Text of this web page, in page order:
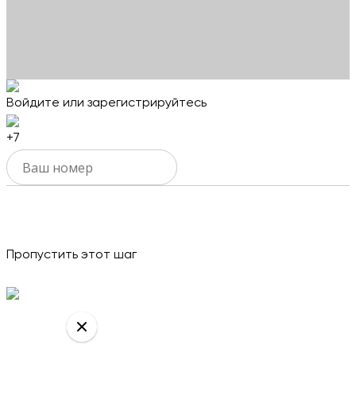
Войдите или зарегистрируйтесь
+7
Пропустить этот шаг